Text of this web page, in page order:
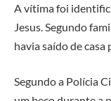
A vítima foi
Jesus. Segundo
havia saído de
Segundo a Polícia